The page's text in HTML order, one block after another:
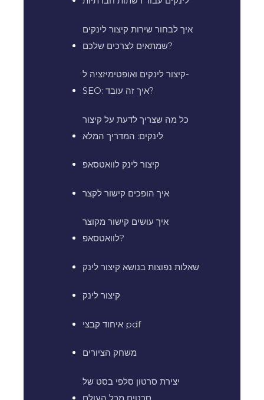
איך לבחור שירות קיצור לינקים
שמתאים לצרכים שלכם?
קיצור לינקים ואופטימיזציה ל-
SEO: איך זה עובד?
כל מה שצריך לדעת על קיצור
לינקים: המדריך המלא
קיצור לינק לוואטסאפ
איך הופכים קישור לקצר
איך עושים קישור מקוצר
לוואטסאפ?
שאלות נפוצות בנושא קיצור לינק
קיצור לינק
איחוד קבצי pdf
משחק הציורים
יצירת סרטון סלפי בסט של
סרטים מכל העולם